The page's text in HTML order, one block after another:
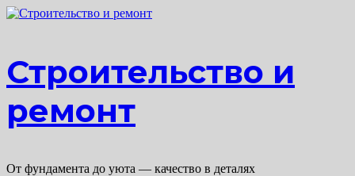
Перейти
Строительство и
ремонт
От фундамента до уюта — качество в деталях